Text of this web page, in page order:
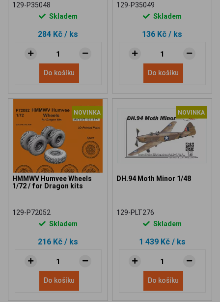
129-P35048
Skladem
284 Kč / ks
Do košíku
129-P35049
Skladem
136 Kč / ks
Do košíku
NOVINKA
HMMWV Humvee Wheels
1/72 / for Dragon kits
129-P72052
Skladem
216 Kč / ks
Do košíku
NOVINKA
DH.94 Moth Minor 1/48
129-PLT276
Skladem
1 439 Kč / ks
Do košíku